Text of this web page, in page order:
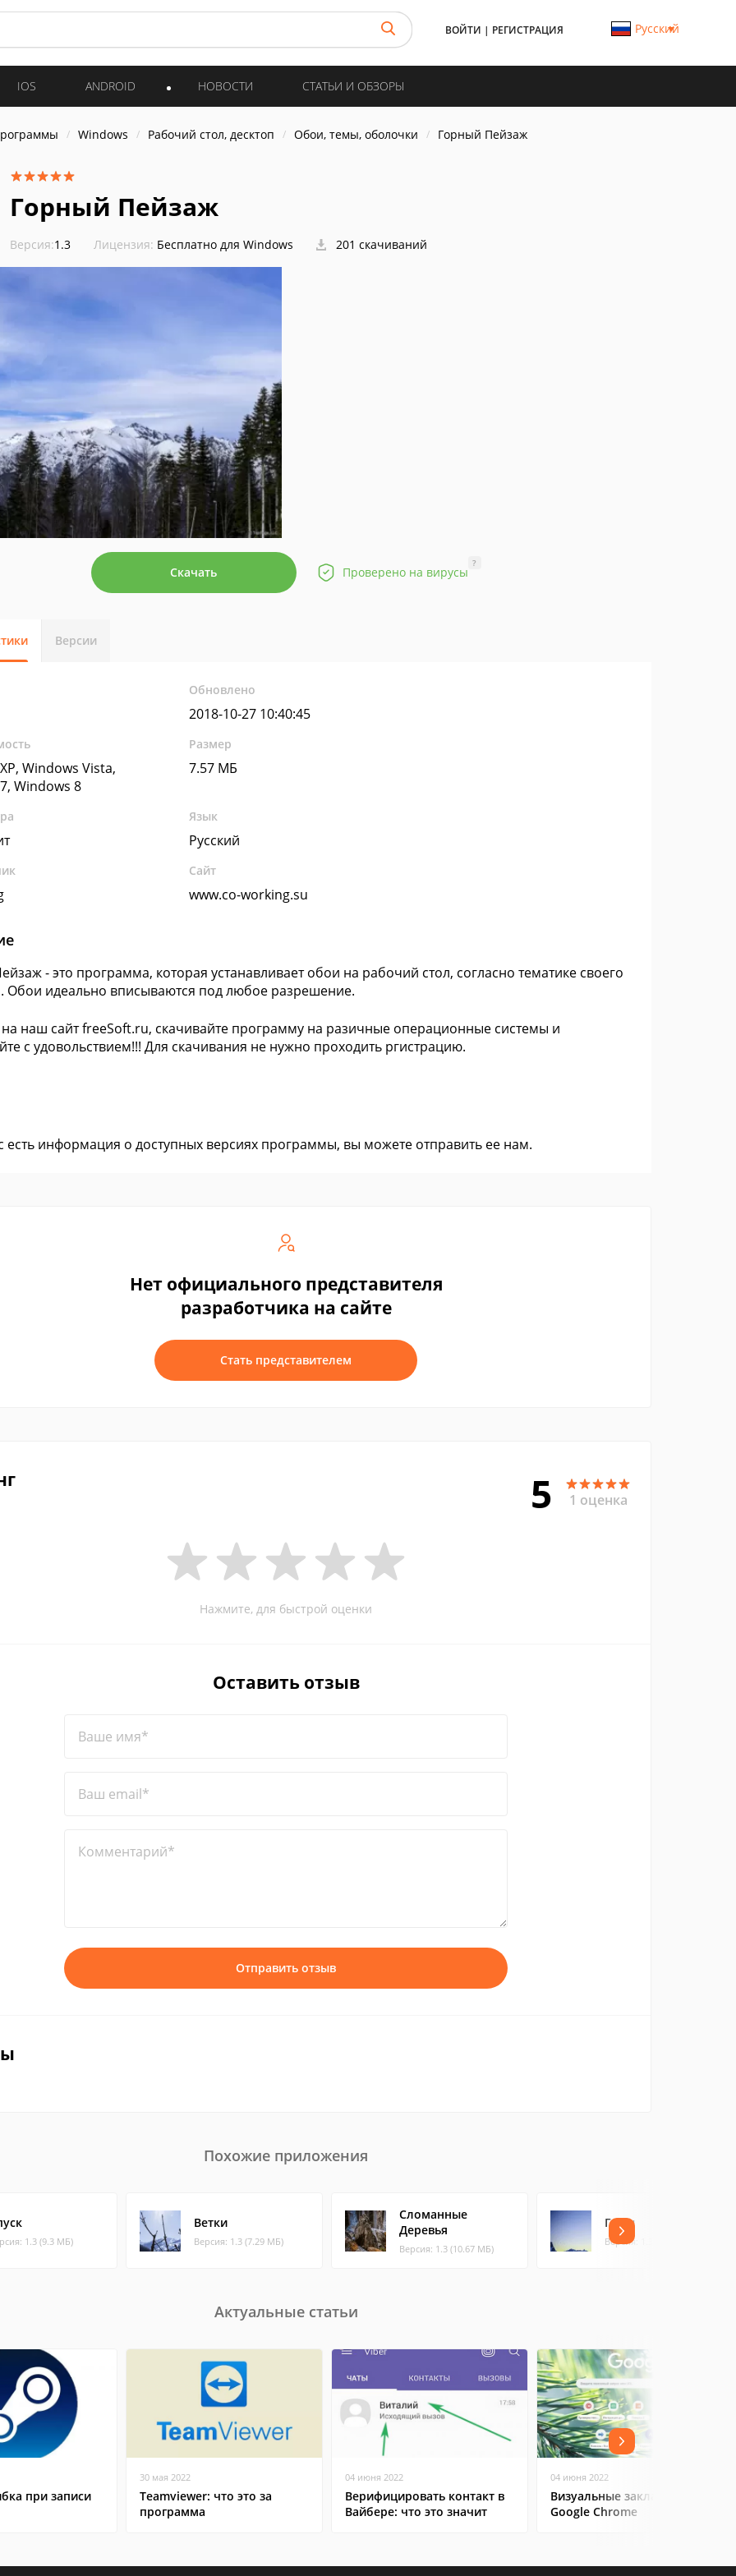
ВОЙТИ | РЕГИСТРАЦИЯ Русский
IOS ANDROID НОВОСТИ СТАТЬИ И ОБЗОРЫ
Windows Рабочий стол, десктоп Обои, темы, оболочки Горный Пейзаж
Горный Пейзаж
Версия:1.3 Лицензия: Бесплатно для Windows 201 скачиваний
Скачать Проверено на вирусы
?
Версии
Обновлено
2018-10-27 10:40:45
Windows Vista,
Windows 8
Размер
7.57 МБ
Язык
Русский
Сайт
www.co-working.su
- это программа, которая устанавливает обои на рабочий стол, согласно тематике своего
Обои идеально вписываются под любое разрешение.
на наш сайт freeSoft.ru, скачивайте программу на разичные операционные системы и
с удовольствием!!! Для скачивания не нужно проходить ргистрацию.
есть информация о доступных версиях программы, вы можете отправить ее нам.
Нет официального представителя
разработчика на сайте
Стать представителем
5 1 оценка
Нажмите, для быстрой оценки
Оставить отзыв
Ваше имя*
Ваш email*
Комментарий*
Отправить отзыв
Похожие приложения
1.3 (9.3 МБ)
Ветки
Версия: 1.3 (7.29 МБ)
Сломанные
Деревья
Версия: 1.3 (10.67 МБ)
Горы
Версия: 1.3 (8.17 МБ)
Актуальные статьи
при записи
30 мая 2022
Teamviewer: что это за
программа
04 июня 2022
Верифицировать контакт в
Вайбере: что это значит
04 июня 2022
Визуальные закладки для
Google Chrome